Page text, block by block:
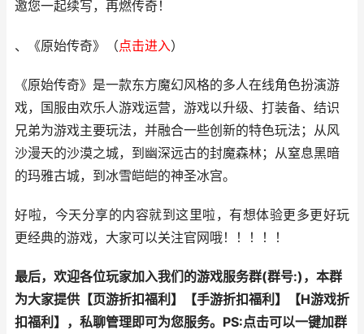
邀您一起续写，再燃传奇！
、《原始传奇》 （点击进入）
《原始传奇》是一款东方魔幻风格的多人在线角色扮演游
戏，国服由欢乐人游戏运营，游戏以升级、打装备、结识
兄弟为游戏主要玩法，并融合一些创新的特色玩法；从风
沙漫天的沙漠之城，到幽深远古的封魔森林；从窒息黑暗
的玛雅古城，到冰雪皑皑的神圣冰宫。
好啦，今天分享的内容就到这里啦，有想体验更多更好玩
更经典的游戏，大家可以关注官网哦！！！！！
最后，欢迎各位玩家加入我们的游戏服务群(群号:)，本群
为大家提供【页游折扣福利 】【手游折扣福利 】【H游戏折
扣福利 】，私聊管理即可为您服务。 PS:点击可以一键加群